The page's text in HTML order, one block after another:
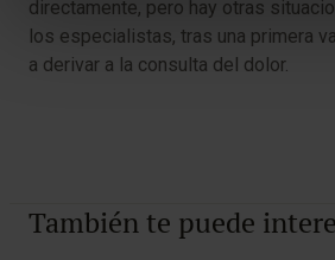
directamente, pero hay otras
los especialistas, tras una primera
a derivar a la consulta del dolor.
También te puede